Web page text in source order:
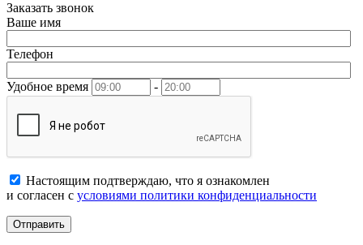
Заказать звонок
Ваше имя
Телефон
Удобное время -
Настоящим подтверждаю, что я ознакомлен
и согласен с условиями политики конфиденциальности
Отправить